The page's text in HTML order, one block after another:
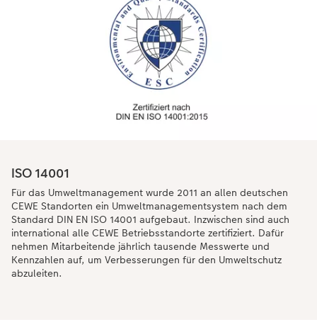
ISO 14001
Für das Umweltmanagement wurde 2011 an allen deutschen
CEWE Standorten ein Umweltmanagementsystem nach dem
Standard DIN EN ISO 14001 aufgebaut. Inzwischen sind auch
international alle CEWE Betriebsstandorte zertifiziert. Dafür
nehmen Mitarbeitende jährlich tausende Messwerte und
Kennzahlen auf, um Verbesserungen für den Umweltschutz
abzuleiten.